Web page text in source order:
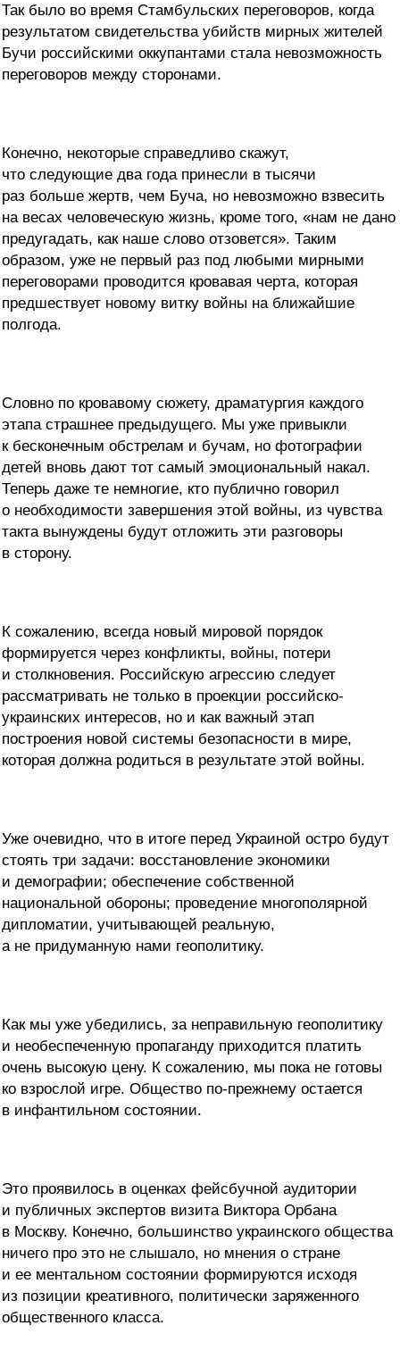
Так было во время Стамбульских переговоров, когда
результатом свидетельства убийств мирных жителей
Бучи российскими оккупантами стала невозможность
переговоров между сторонами.
Конечно, некоторые справедливо скажут,
что следующие два года принесли в тысячи
раз больше жертв, чем Буча, но невозможно взвесить
на весах человеческую жизнь, кроме того, «нам не дано
предугадать, как наше слово отзовется». Таким
образом, уже не первый раз под любыми мирными
переговорами проводится кровавая черта, которая
предшествует новому витку войны на ближайшие
полгода.
Словно по кровавому сюжету, драматургия каждого
этапа страшнее предыдущего. Мы уже привыкли
к бесконечным обстрелам и бучам, но фотографии
детей вновь дают тот самый эмоциональный накал.
Теперь даже те немногие, кто публично говорил
о необходимости завершения этой войны, из чувства
такта вынуждены будут отложить эти разговоры
в сторону.
К сожалению, всегда новый мировой порядок
формируется через конфликты, войны, потери
и столкновения. Российскую агрессию следует
рассматривать не только в проекции российско-
украинских интересов, но и как важный этап
построения новой системы безопасности в мире,
которая должна родиться в результате этой войны.
Уже очевидно, что в итоге перед Украиной остро будут
стоять три задачи: восстановление экономики
и демографии; обеспечение собственной
национальной обороны; проведение многополярной
дипломатии, учитывающей реальную,
а не придуманную нами геополитику.
Как мы уже убедились, за неправильную геополитику
и необеспеченную пропаганду приходится платить
очень высокую цену. К сожалению, мы пока не готовы
ко взрослой игре. Общество по-прежнему остается
в инфантильном состоянии.
Это проявилось в оценках фейсбучной аудитории
и публичных экспертов визита Виктора Орбана
в Москву. Конечно, большинство украинского общества
ничего про это не слышало, но мнения о стране
и ее ментальном состоянии формируются исходя
из позиции креативного, политически заряженного
общественного класса.